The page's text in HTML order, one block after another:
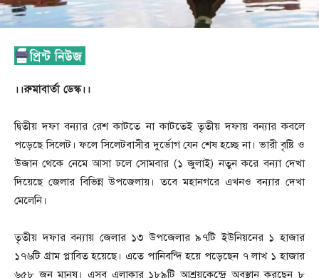
।।রুমাবার্তা ডেস্ক।।
দ্বিতীয় দফা বন্যার রেশ কাটতে না কাটতেই তৃতীয় দফায় বন্যার কবলে
পড়েছে সিলেট। ফলে সিলেটবাসীর দুর্ভোগ যেন শেষ হচ্ছে না। ভারী বৃষ্টি ও
উজান থেকে নেমে আসা ঢলে সোমবার (১ জুলাই) নতুন করে বন্যা দেখা
দিয়েছে জেলার বিভিন্ন উপজেলায়। তবে মহানগরে এখনও বন্যার দেখা
মেলেনি।
তৃতীয় দফার বন্যায় জেলার ১৩ উপজেলার ৯৭টি ইউনিয়নের ১ হাজার
১৭৬টি গ্রাম প্লাবিত হয়েছে। এতে পানিবন্দি হয়ে পড়েছেন ৭ লাখ ১ হাজার
৬৫৮ জন মানুষ। এসব এলাকার ১৮৯টি আশ্রয়কেন্দ্রে অবস্থান করছেন ৮